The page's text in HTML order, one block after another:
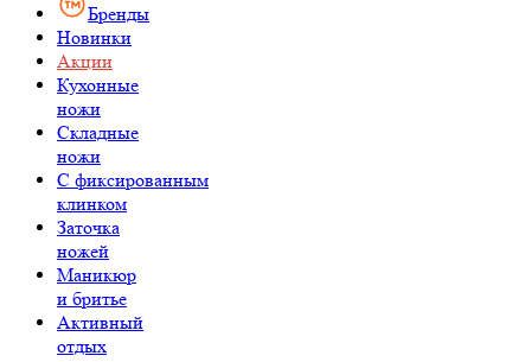
Бренды
Новинки
Акции
Кухонные
ножи
Складные
ножи
C фиксированным
клинком
Заточка
ножей
Маникюр
и бритье
Активный
отдых